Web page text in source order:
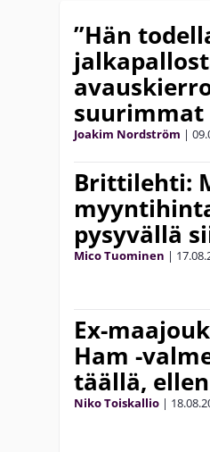
”Hän
Joakim Nordström |
Brittilehti:
pysyvällä
Mico Tuominen |
Ex-
Ham -
täällä,
Niko Toiskallio |